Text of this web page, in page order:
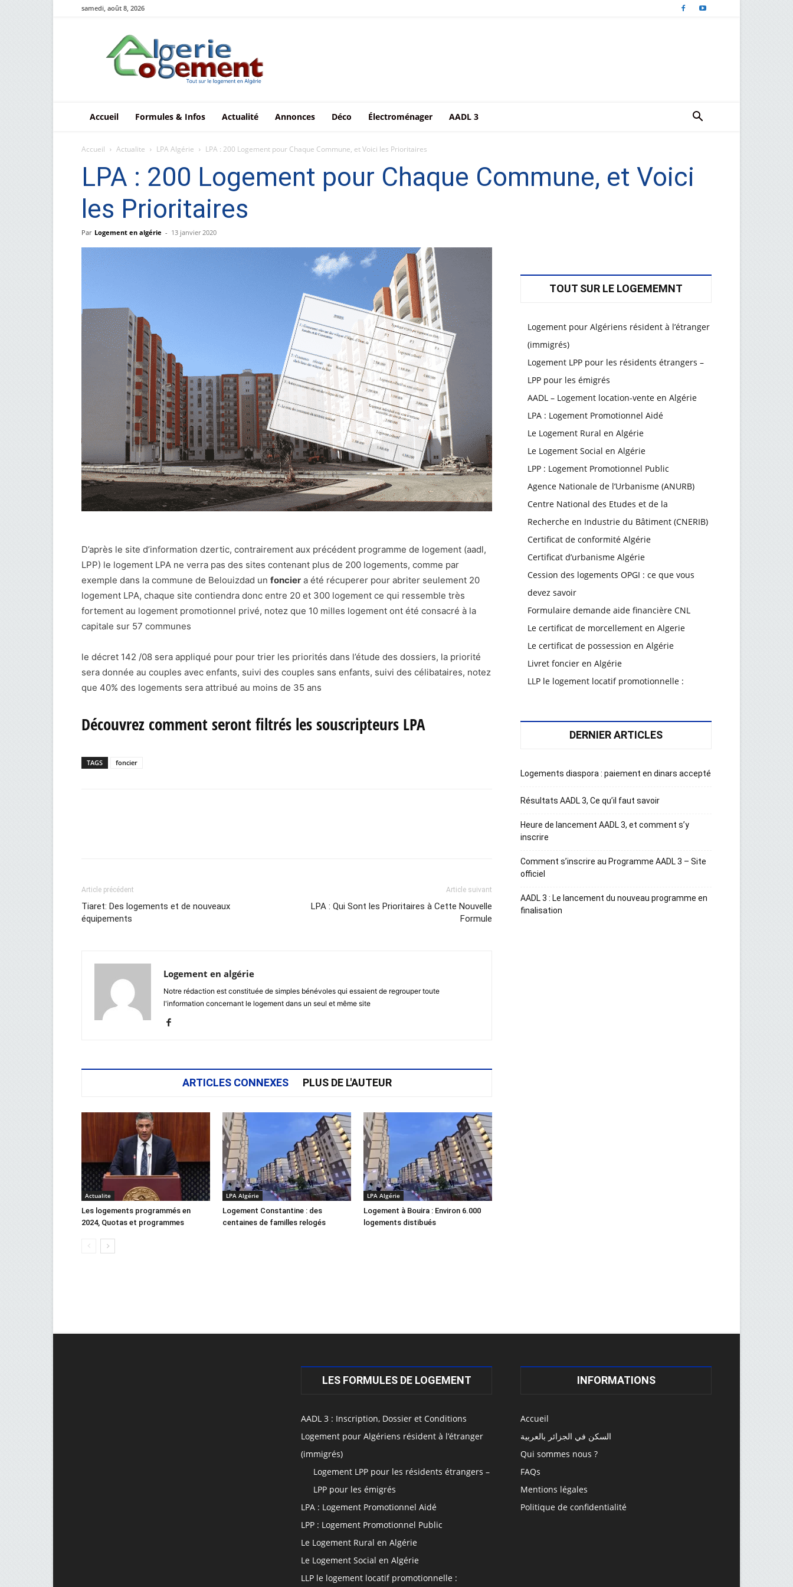
samedi, août 8, 2026
Le
logement
en
Algérie
Accueil Formules & Infos Actualité Annonces Déco Électroménager AADL 3
Accueil Actualite LPA Algérie LPA : 200 Logement pour Chaque Commune, et Voici les Prioritaires
LPA : 200 Logement pour Chaque Commune, et Voici
les Prioritaires
Par Logement en algérie - 13 janvier 2020
D’après le site d’information dzertic, contrairement aux précédent programme de logement (aadl,
LPP) le logement LPA ne verra pas des sites contenant plus de 200 logements, comme par
exemple dans la commune de Belouizdad un foncier a été récuperer pour abriter seulement 20
logement LPA, chaque site contiendra donc entre 20 et 300 logement ce qui ressemble très
fortement au logement promotionnel privé, notez que 10 milles logement ont été consacré à la
capitale sur 57 communes
le décret 142 /08 sera appliqué pour pour trier les priorités dans l’étude des dossiers, la priorité
sera donnée au couples avec enfants, suivi des couples sans enfants, suivi des célibataires, notez
que 40% des logements sera attribué au moins de 35 ans
Découvrez comment seront filtrés les souscripteurs LPA
TAGS foncier
Article précédent
Tiaret: Des logements et de nouveaux
équipements
Article suivant
LPA : Qui Sont les Prioritaires à Cette Nouvelle
Formule
Logement en algérie
Notre rédaction est constituée de simples bénévoles qui essaient de regrouper toute
l'information concernant le logement dans un seul et même site
ARTICLES CONNEXES PLUS DE L'AUTEUR
Actualite
Les logements programmés en
2024, Quotas et programmes
LPA Algérie
Logement Constantine : des
centaines de familles relogés
LPA Algérie
Logement à Bouira : Environ 6.000
logements distibués
TOUT SUR LE LOGEMEMNT
Logement pour Algériens résident à l’étranger
(immigrés)
Logement LPP pour les résidents étrangers –
LPP pour les émigrés
AADL – Logement location-vente en Algérie
LPA : Logement Promotionnel Aidé
Le Logement Rural en Algérie
Le Logement Social en Algérie
LPP : Logement Promotionnel Public
Agence Nationale de l’Urbanisme (ANURB)
Centre National des Etudes et de la
Recherche en Industrie du Bâtiment (CNERIB)
Certificat de conformité Algérie
Certificat d’urbanisme Algérie
Cession des logements OPGI : ce que vous
devez savoir
Formulaire demande aide financière CNL
Le certificat de morcellement en Algerie
Le certificat de possession en Algérie
Livret foncier en Algérie
LLP le logement locatif promotionnelle :
DERNIER ARTICLES
Logements diaspora : paiement en dinars accepté
Résultats AADL 3, Ce qu’il faut savoir
Heure de lancement AADL 3, et comment s’y
inscrire
Comment s’inscrire au Programme AADL 3 – Site
officiel
AADL 3 : Le lancement du nouveau programme en
finalisation
LES FORMULES DE LOGEMENT
AADL 3 : Inscription, Dossier et Conditions
Logement pour Algériens résident à l’étranger
(immigrés)
Logement LPP pour les résidents étrangers –
LPP pour les émigrés
LPA : Logement Promotionnel Aidé
LPP : Logement Promotionnel Public
Le Logement Rural en Algérie
Le Logement Social en Algérie
LLP le logement locatif promotionnelle :
INFORMATIONS
Accueil
السكن في الجزائر بالعربية
Qui sommes nous ?
FAQs
Mentions légales
Politique de confidentialité